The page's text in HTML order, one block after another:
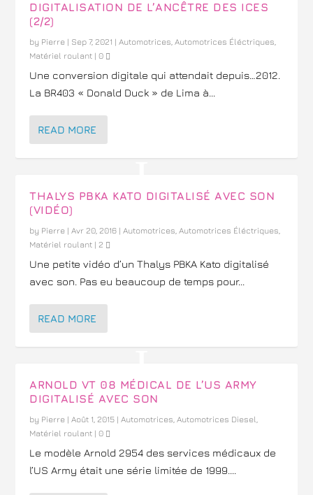
DIGITALISATION DE L’ANCÊTRE DES ICES
(2/2)
by Pierre | Sep 7, 2021 |Automotrices,Automotrices Éléctriques,
Matériel roulant |0
Une conversion digitale qui attendait depuis…2012.
La BR403 « Donald Duck » de Lima à...
READ MORE
THALYS PBKA KATO DIGITALISÉ AVEC SON
(VIDÉO)
by Pierre |Avr 20, 2016 |Automotrices,Automotrices Éléctriques,
Matériel roulant |2
Une petite vidéo d’un Thalys PBKA Kato digitalisé
avec son. Pas eu beaucoup de temps pour...
READ MORE
ARNOLD VT 08 MÉDICAL DE L’US ARMY
DIGITALISÉ AVEC SON
by Pierre |Août 1, 2015 |Automotrices,Automotrices Diesel,
Matériel roulant |0
Le modèle Arnold 2954 des services médicaux de
l’US Army était une série limitée de 1999....